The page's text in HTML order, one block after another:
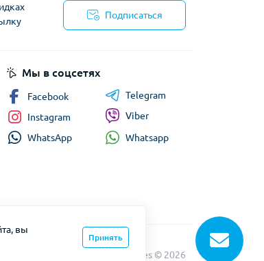
Подписаться
Мы в соцсетях
Facebook
Instagram
WhatsApp
Telegram
Viber
Whatsapp
supplier for modern Industries © 2026
вы
Принять